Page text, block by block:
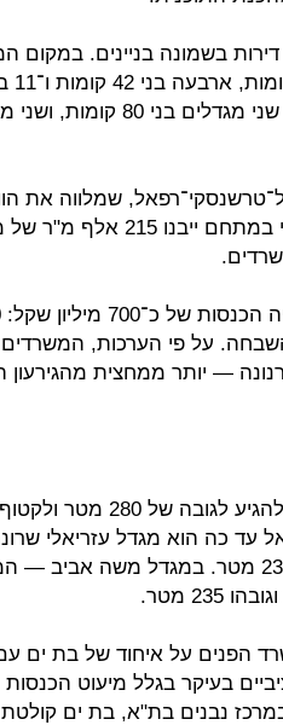
במתחם שמיועד לפינוי יש כיום 540 דירות בשמונה
שמלווה את
של בת ים בתכנון הפרויקט, אומר כי
מהיטלי השבחה. על פי הערכות,
בשנה מארנונה — יותר ממחצית
המגדלים הגבוהים בפרויקט צפויים
עד כה הוא מגדל עזריאלי
תושלם בחודשים הקרובים, וגובהו 238 מטר. במגדל
הפנים על איחוד של בת ים
בעיקר בגלל מיעוט
נבנים בת"א, בת ים קולטת